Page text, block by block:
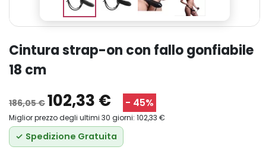
cintura strap-on con fallo gonfiabile
18 cm
186,05 € 102,33 € - 45%
Miglior prezzo degli ultimi 30 giorni: 102,33 €
✓ Spedizione Gratuita